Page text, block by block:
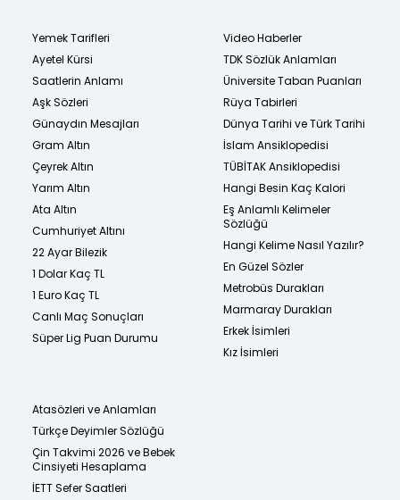
Yemek Tarifleri
Ayetel Kürsi
Saatlerin Anlamı
Aşk Sözleri
Günaydın Mesajları
Gram Altın
Çeyrek Altın
Yarım Altın
Ata Altın
Cumhuriyet Altını
22 Ayar Bilezik
1 Dolar Kaç TL
1 Euro Kaç TL
Canlı Maç Sonuçları
Süper Lig Puan Durumu
Video Haberler
TDK Sözlük Anlamları
Üniversite Taban Puanları
Rüya Tabirleri
Dünya Tarihi ve Türk Tarihi
İslam Ansiklopedisi
TÜBİTAK Ansiklopedisi
Hangi Besin Kaç Kalori
Eş Anlamlı Kelimeler
Sözlüğü
Hangi Kelime Nasıl Yazılır?
En Güzel Sözler
Metrobüs Durakları
Marmaray Durakları
Erkek İsimleri
Kız İsimleri
Atasözleri ve Anlamları
Türkçe Deyimler Sözlüğü
Çin Takvimi 2026 ve Bebek
Cinsiyeti Hesaplama
İETT Sefer Saatleri